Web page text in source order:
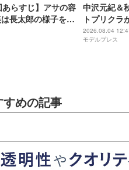
あらすじ】アサの容
長太郎の様子を気
中沢元紀＆
トプリクラ
とのギャッ
いマサムネ君
2026.08.04
モデルプレス
めの記事